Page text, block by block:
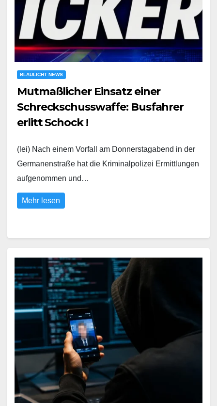
BLAULICHT NEWS
Mutmaßlicher Einsatz einer
Schreckschusswaffe: Busfahrer
erlitt Schock !
(lei) Nach einem Vorfall am Donnerstagabend in der
Germanenstraße hat die Kriminalpolizei Ermittlungen
aufgenommen und…
Mehr lesen